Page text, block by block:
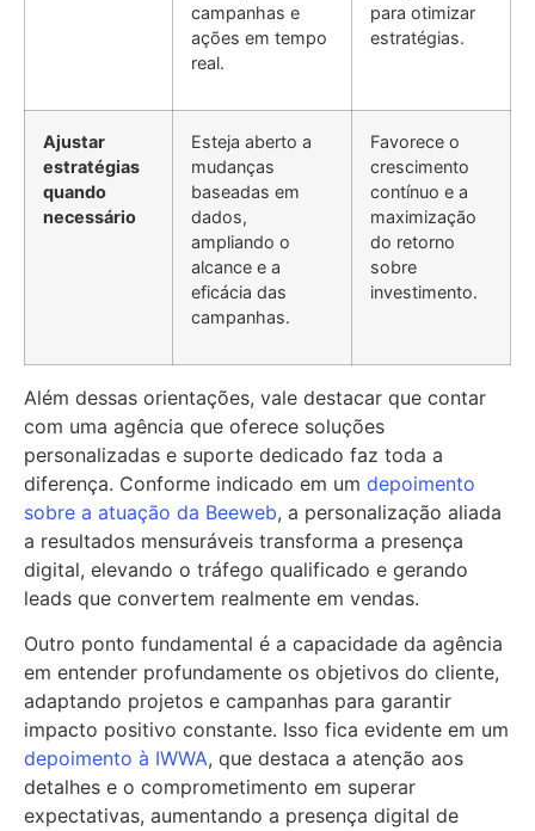
campanhas e
ações em tempo
real.
para otimizar
estratégias.
Ajustar
estratégias
quando
necessário
Esteja aberto a
mudanças
baseadas em
dados,
ampliando o
alcance e a
eficácia das
campanhas.
Favorece o
crescimento
contínuo e a
maximização
do retorno
sobre
investimento.
Além dessas orientações, vale destacar que contar
com uma agência que oferece soluções
personalizadas e suporte dedicado faz toda a
diferença. Conforme indicado em um depoimento
sobre a atuação da Beeweb, a personalização aliada
a resultados mensuráveis transforma a presença
digital, elevando o tráfego qualificado e gerando
leads que convertem realmente em vendas.
Outro ponto fundamental é a capacidade da agência
em entender profundamente os objetivos do cliente,
adaptando projetos e campanhas para garantir
impacto positivo constante. Isso fica evidente em um
depoimento à IWWA, que destaca a atenção aos
detalhes e o comprometimento em superar
expectativas, aumentando a presença digital de